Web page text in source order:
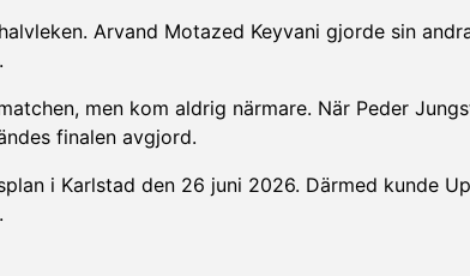
Arvand Motazed Keyvani gjorde sin
men kom aldrig närmare. När Peder
finalen avgjord.
i Karlstad den 26 juni 2026. Därmed kunde